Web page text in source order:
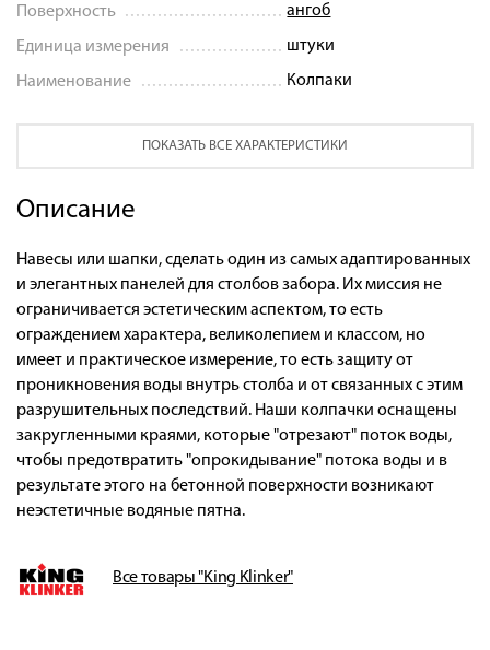
Поверхность ангоб
Единица измерения штуки
Наименование Колпаки
ПОКАЗАТЬ ВСЕ ХАРАКТЕРИСТИКИ
Описание
Навесы или шапки, сделать один из самых адаптированных
и элегантных панелей для столбов забора. Их миссия не
ограничивается эстетическим аспектом, то есть
ограждением характера, великолепием и классом, но
имеет и практическое измерение, то есть защиту от
проникновения воды внутрь столба и от связанных с этим
разрушительных последствий. Наши колпачки оснащены
закругленными краями, которые "отрезают" поток воды,
чтобы предотвратить "опрокидывание" потока воды и в
результате этого на бетонной поверхности возникают
неэстетичные водяные пятна.
Все товары "King Klinker"